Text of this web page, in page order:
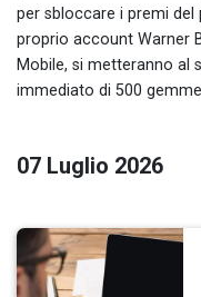
per sbloccare i premi del
proprio account Warner
Mobile, si metteranno al
immediato di 500
07 Luglio 2026